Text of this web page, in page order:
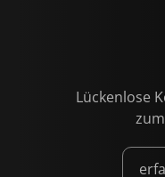
Lückenlose